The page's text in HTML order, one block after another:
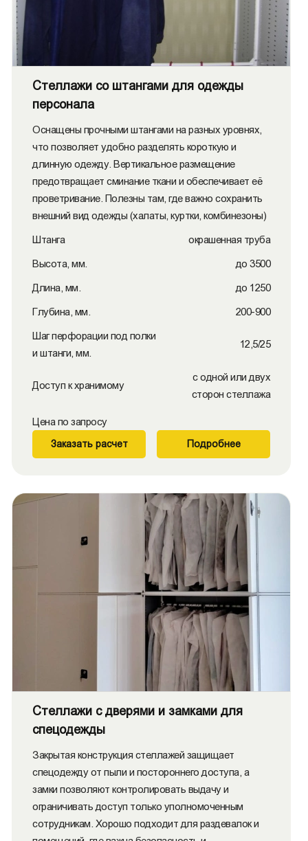
Стеллажи со штангами для одежды
персонала
Оснащены прочными штангами на разных уровнях,
что позволяет удобно разделять короткую и
длинную одежду. Вертикальное размещение
предотвращает сминание ткани и обеспечивает её
проветривание. Полезны там, где важно сохранить
внешний вид одежды (халаты, куртки, комбинезоны)
Штанга окрашенная труба
Высота, мм. до 3500
Длина, мм. до 1250
Глубина, мм. 200-900
Шаг перфорации под полки
и штанги, мм.
12,5/25
Доступ к хранимому
с одной или двух
сторон стеллажа
Цена по запросу
Заказать расчет Подробнее
Стеллажи с дверями и замками для
спецодежды
Закрытая конструкция стеллажей защищает
спецодежду от пыли и постороннего доступа, а
замки позволяют контролировать выдачу и
ограничивать доступ только уполномоченным
сотрудникам. Хорошо подходит для раздевалок и